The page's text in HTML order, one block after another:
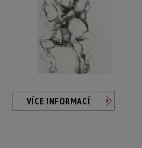
VÍCE INFORMACÍ